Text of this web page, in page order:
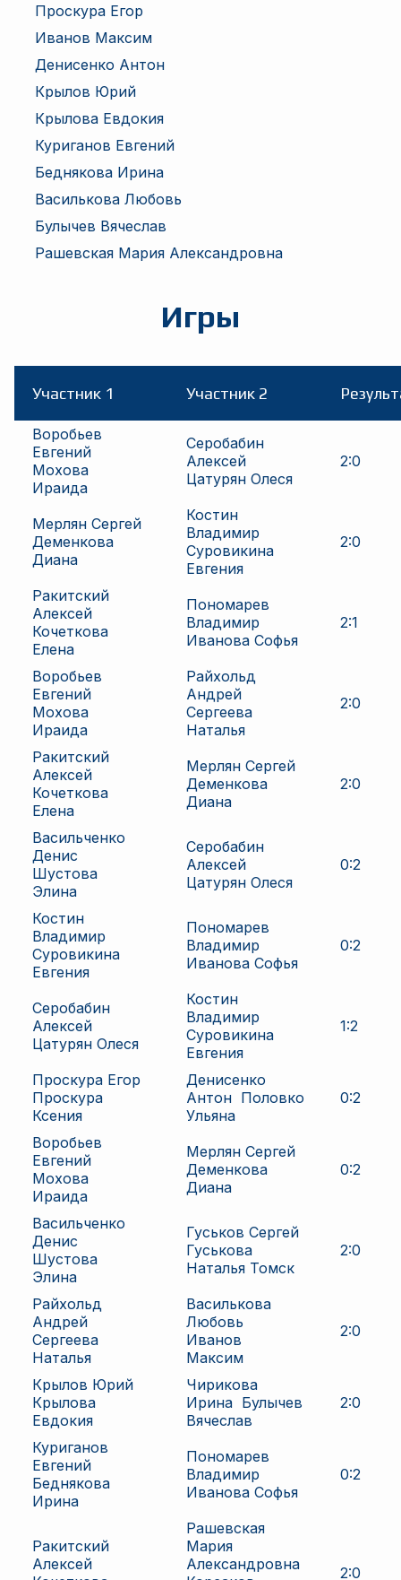
Проскура Егор
Иванов Максим
Денисенко Антон
Крылов Юрий
Крылова Евдокия
Куриганов Евгений
Беднякова Ирина
Василькова Любовь
Булычев Вячеслав
Рашевская Мария Александровна
Игры
Участник 1 Участник 2
Воробьев
Евгений
Мохова
Ираида
Серобабин
Алексей
Цатурян Олеся
2:0
Мерлян Сергей
Деменкова
Диана
Костин
Владимир
Суровикина
Евгения
2:0
Ракитский
Алексей
Кочеткова
Елена
Пономарев
Владимир
Иванова Софья
2:1
Воробьев
Евгений
Мохова
Ираида
Райхольд
Андрей
Сергеева
Наталья
2:0
Ракитский
Алексей
Кочеткова
Елена
Мерлян Сергей
Деменкова
Диана
2:0
Васильченко
Денис
Шустова
Элина
Серобабин
Алексей
Цатурян Олеся
0:2
Костин
Владимир
Суровикина
Евгения
Пономарев
Владимир
Иванова Софья
0:2
Серобабин
Алексей
Цатурян Олеся
Костин
Владимир
Суровикина
Евгения
1:2
Проскура Егор
Проскура
Ксения
Денисенко
Антон Половко
Ульяна
0:2
Воробьев
Евгений
Мохова
Ираида
Мерлян Сергей
Деменкова
Диана
0:2
Васильченко
Денис
Шустова
Элина
Гуськов Сергей
Гуськова
Наталья Томск
2:0
Райхольд
Андрей
Сергеева
Наталья
Василькова
Любовь
Иванов
Максим
2:0
Крылов Юрий
Крылова
Евдокия
Чирикова
Ирина Булычев
Вячеслав
2:0
Куриганов
Евгений
Беднякова
Ирина
Пономарев
Владимир
Иванова Софья
0:2
Ракитский
Алексей
Рашевская
Мария
Александровна
2:0